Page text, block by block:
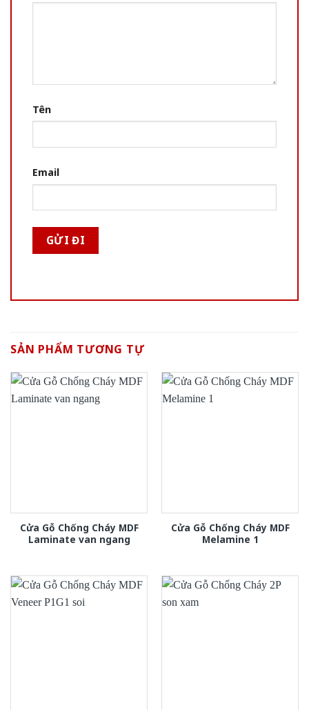
Tên
Email
SẢN PHẨM TƯƠNG TỰ
Cửa Gỗ Chống Cháy MDF
Laminate van ngang
Cửa Gỗ Chống Cháy MDF
Melamine 1